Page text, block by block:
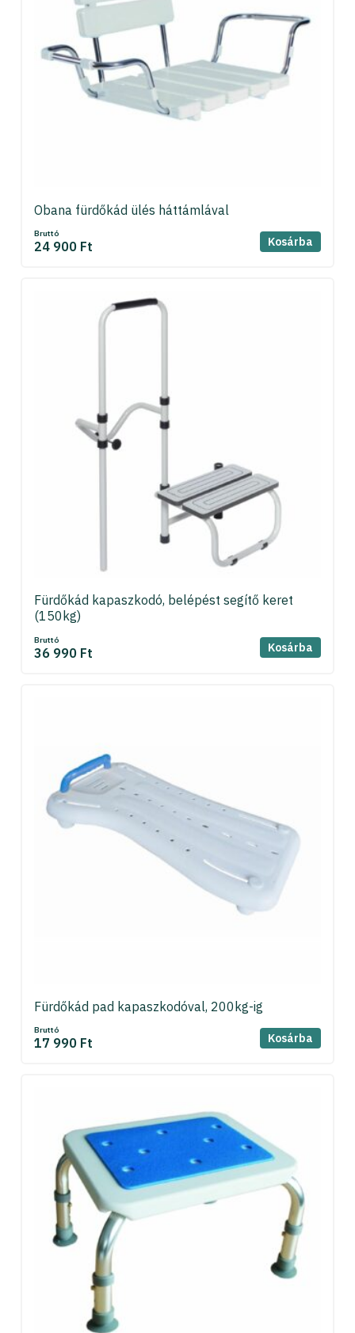
Obana fürdőkád ülés háttámlával
Bruttó
24 900 Ft Kosárba
Fürdőkád kapaszkodó, belépést segítő keret
(150kg)
Bruttó
36 990 Ft Kosárba
Fürdőkád pad kapaszkodóval, 200kg-ig
Bruttó
17 990 Ft Kosárba